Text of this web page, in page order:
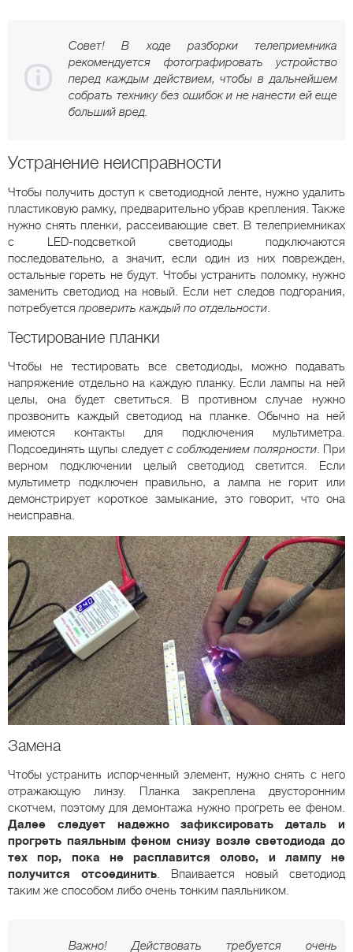
Совет! В ходе разборки телеприемника
рекомендуется фотографировать устройство
перед каждым действием, чтобы в дальнейшем
собрать технику без ошибок и не нанести ей еще
больший вред.
Устранение неисправности
Чтобы получить доступ к светодиодной ленте, нужно удалить
пластиковую рамку, предварительно убрав крепления. Также
нужно снять пленки, рассеивающие свет. В телеприемниках
с LED-подсветкой светодиоды подключаются
последовательно, а значит, если один из них поврежден,
остальные гореть не будут. Чтобы устранить поломку, нужно
заменить светодиод на новый. Если нет следов подгорания,
потребуется проверить каждый по отдельности
Тестирование планки
Чтобы не тестировать все светодиоды, можно подавать
напряжение отдельно на каждую планку. Если лампы на ней
целы, она будет светиться. В противном случае нужно
прозвонить каждый светодиод на планке. Обычно на ней
имеются контакты для подключения мультиметра.
Подсоединять щупы следует с соблюдением полярности. При
верном подключении целый светодиод светится. Если
мультиметр подключен правильно, а лампа не горит или
демонстрирует короткое замыкание, это говорит, что она
неисправна.
Замена
Чтобы устранить испорченный элемент, нужно снять с него
отражающую линзу. Планка закреплена двусторонним
скотчем, поэтому для демонтажа нужно прогреть ее феном.
Далее следует надежно зафиксировать деталь и
прогреть паяльным феном снизу возле светодиода до
тех пор, пока не расплавится олово, и лампу не
получится отсоединить. Впаивается новый светодиод
таким же способом либо очень тонким паяльником.
Важно! Действовать требуется очень